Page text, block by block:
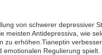
von schwerer depressiver
Antidepressiva, wie
erhöhen.Tianeptin
Regulierung spielt.